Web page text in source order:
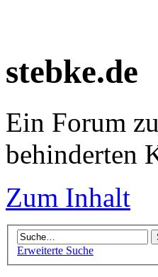
stebke.de
Ein Forum
behinderten
Zum Inhalt
Erweiterte Suche